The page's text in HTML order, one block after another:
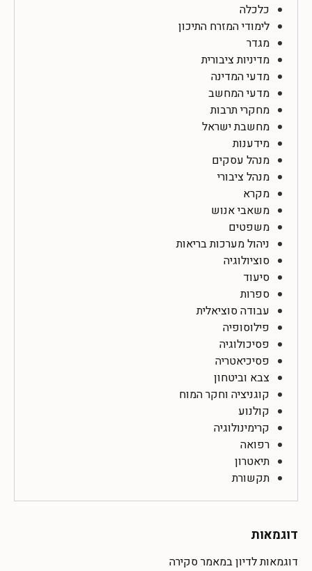
כלכלה
לימודי המזרח התיכון
מגדר
מדיניות ציבורית
מדעי המדינה
מדעי המחשב
מחקרי תרבות
מחשבת ישראל
מידענות
מנהל עסקים
מנהל ציבורי
מקרא
משאבי אנוש
משפטים
ניהול מערכות בריאות
סוציולוגיה
סיעוד
ספרות
עבודה סוציאלית
פילוסופיה
פסיכולוגיה
פסיכיאטריה
צבא וביטחון
קוגניציה וחקר המוח
קולנוע
קרימינולוגיה
רפואה
תיאטרון
תקשורת
דוגמאות
דוגמאות לדיון במאמר סקירה